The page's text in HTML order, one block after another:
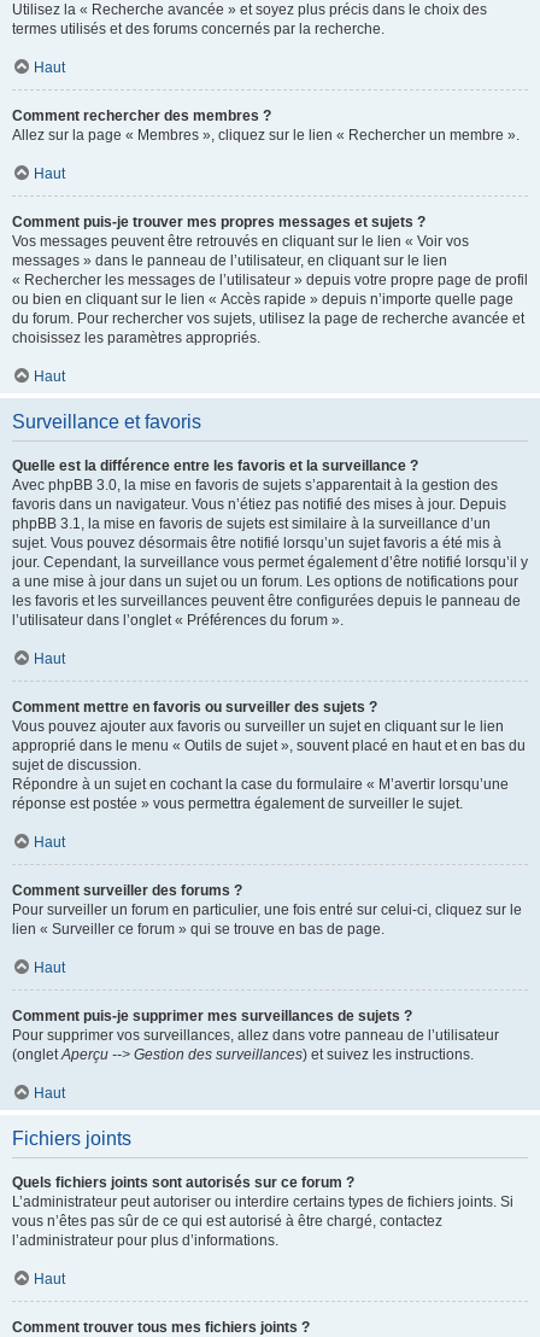
Utilisez la « Recherche avancée » et soyez plus précis dans le choix des
termes utilisés et des forums concernés par la recherche.
Haut
Comment rechercher des membres ?
Allez sur la page « Membres », cliquez sur le lien « Rechercher un membre ».
Haut
Comment puis-je trouver mes propres messages et sujets ?
Vos messages peuvent être retrouvés en cliquant sur le lien « Voir vos
messages » dans le panneau de l’utilisateur, en cliquant sur le lien
« Rechercher les messages de l’utilisateur » depuis votre propre page de profil
ou bien en cliquant sur le lien « Accès rapide » depuis n’importe quelle page
du forum. Pour rechercher vos sujets, utilisez la page de recherche avancée et
choisissez les paramètres appropriés.
Haut
Surveillance et favoris
Quelle est la différence entre les favoris et la surveillance ?
Avec phpBB 3.0, la mise en favoris de sujets s’apparentait à la gestion des
favoris dans un navigateur. Vous n’étiez pas notifié des mises à jour. Depuis
phpBB 3.1, la mise en favoris de sujets est similaire à la surveillance d’un
sujet. Vous pouvez désormais être notifié lorsqu’un sujet favoris a été mis à
jour. Cependant, la surveillance vous permet également d’être notifié lorsqu’il y
a une mise à jour dans un sujet ou un forum. Les options de notifications pour
les favoris et les surveillances peuvent être configurées depuis le panneau de
l’utilisateur dans l’onglet « Préférences du forum ».
Haut
Comment mettre en favoris ou surveiller des sujets ?
Vous pouvez ajouter aux favoris ou surveiller un sujet en cliquant sur le lien
approprié dans le menu « Outils de sujet », souvent placé en haut et en bas du
sujet de discussion.
Répondre à un sujet en cochant la case du formulaire « M’avertir lorsqu’une
réponse est postée » vous permettra également de surveiller le sujet.
Haut
Comment surveiller des forums ?
Pour surveiller un forum en particulier, une fois entré sur celui-ci, cliquez sur le
lien « Surveiller ce forum » qui se trouve en bas de page.
Haut
Comment puis-je supprimer mes surveillances de sujets ?
Pour supprimer vos surveillances, allez dans votre panneau de l’utilisateur
(ongletAperçu --> Gestion des surveillances) et suivez les instructions.
Haut
Fichiers joints
Quels fichiers joints sont autorisés sur ce forum ?
L’administrateur peut autoriser ou interdire certains types de fichiers joints. Si
vous n’êtes pas sûr de ce qui est autorisé à être chargé, contactez
l’administrateur pour plus d’informations.
Haut
Comment trouver tous mes fichiers joints ?